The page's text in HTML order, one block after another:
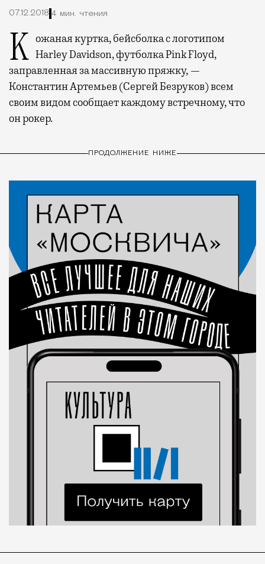
07.12.2018 4 мин. чтения
Кожаная куртка, бейсболка с логотипом
HarleyDavidson, футболкаPinkFloyd,
заправленная за массивную пряжку, —
Константин Артемьев (Сергей Безруков) всем
своим видом сообщает каждому встречному, что
он рокер.
ПРОДОЛЖЕНИЕ НИЖЕ